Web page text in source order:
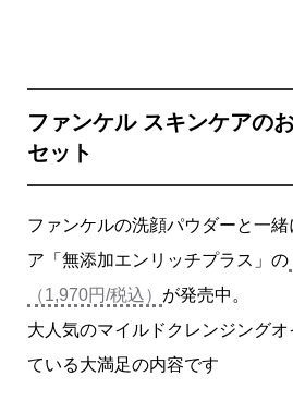
ファンケル スキンケアの
セット
ファンケルの洗顔パウダーと一
ア「無添加エンリッチプラス」の
（1,970円/税込） が発売中。
大人気のマイルドクレンジング
ている大満足の内容です